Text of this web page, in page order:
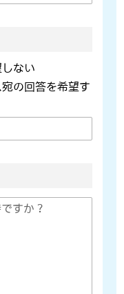
ない
の回答を希望す